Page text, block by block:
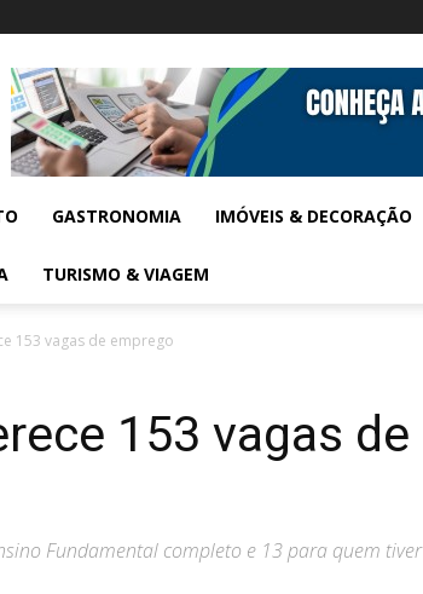
GASTRONOMIA IMÓVEIS & DECORAÇÃO
TURISMO & VIAGEM
153 vagas de emprego
153 vagas de
Fundamental completo e 13 para quem tiver